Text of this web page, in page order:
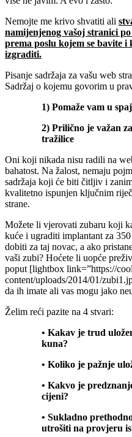
Nemojte me krivo shvatiti ali
namijenjenog vašoj stranici
prema poslu kojem se bavite
izgraditi.
Pisanje sadržaja za vašu web
Sadržaj o kojemu govorim u
1) Pomaže vam u
2) Prilično je važan
tražilice
Oni koji nikada nisu radili na
bahatost. Na žalost, nemaju
sadržaja koji će biti čitljiv i
kvalitetno ispunjen ključnim
strane.
Možete li vjerovati zubaru koji
kuće i ugraditi implantant za
dobiti za taj novac, a ako
vaši zubi? Hoćete li uopće
poput [lightbox link=”https://
content/uploads/2014/01/
da ih imate ali vas mogu jako
Želim reći pazite na 4 stvari:
• Kakav je trud
kuna?
• Koliko je pažnje
• Kakvo je
cijeni?
• Sukladno
utrošiti na provjeru